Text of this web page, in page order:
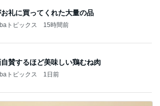
礼に買ってくれた大量の品
トピックス 15時間前
自賛するほど美味しい鶏むね肉
トピックス 1日前